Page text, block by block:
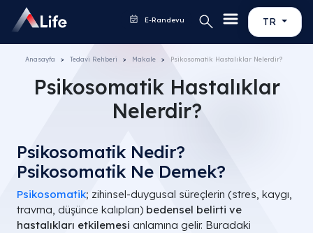
TR
E-Randevu
Anasayfa Tedavi Rehberi Makale Psikosomatik Hastalıklar Nelerdir?
Psikosomatik Hastalıklar
Nelerdir?
Psikosomatik Nedir?
Psikosomatik Ne Demek?
Psikosomatik; zihinsel-duygusal süreçlerin (stres, kaygı,
travma, düşünce kalıpları) bedensel belirti ve
hastalıkları etkilemesi anlamına gelir. Buradaki